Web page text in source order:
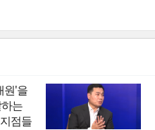
원'을
는
점들